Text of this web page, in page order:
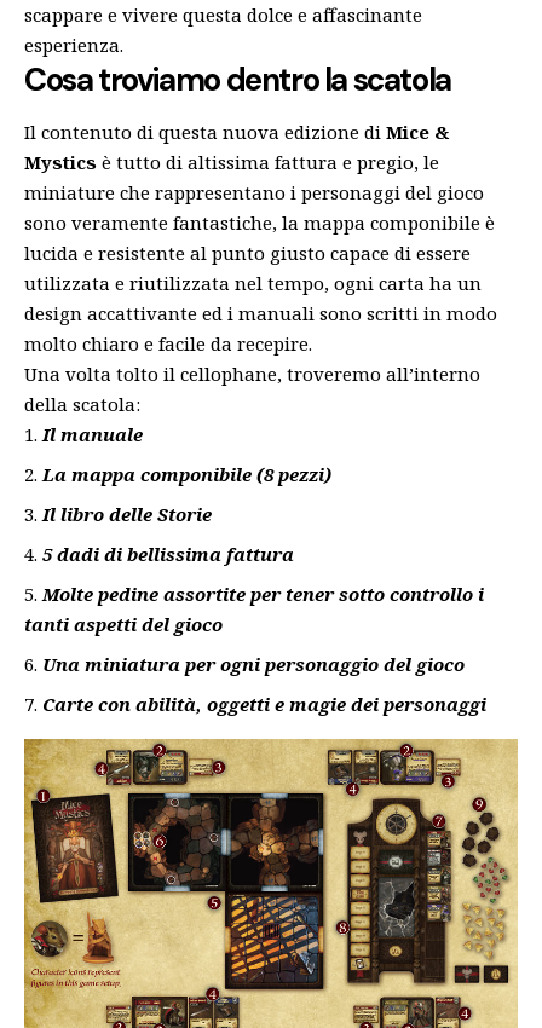
scappare e vivere questa dolce e affascinante
esperienza.
Cosa troviamo dentro la scatola
Il contenuto di questa nuova edizione di Mice &
Mystics è tutto di altissima fattura e pregio, le
miniature che rappresentano i personaggi del gioco
sono veramente fantastiche, la mappa componibile è
lucida e resistente al punto giusto capace di essere
utilizzata e riutilizzata nel tempo, ogni carta ha un
design accattivante ed i manuali sono scritti in modo
molto chiaro e facile da recepire.
Una volta tolto il cellophane, troveremo all’interno
della scatola:
Il manuale
La mappa componibile (8 pezzi)
Il libro delle Storie
5 dadi di bellissima fattura
Molte pedine assortite per tener sotto controllo i
tanti aspetti del gioco
Una miniatura per ogni personaggio del gioco
Carte con abilità, oggetti e magie dei personaggi